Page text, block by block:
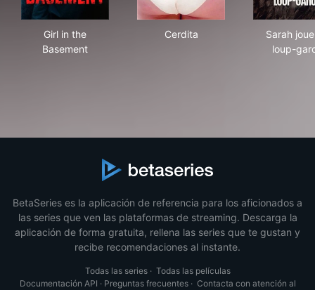
Girl in the
Basement
Cerdita
Sarah
loup-
BetaSeries es la aplicación de referencia para los aficionados a
las series que ven las plataformas de streaming. Descarga la
aplicación de forma gratuita, rellena las series que te gustan y
recibe recomendaciones al instante.
Todas las series· Todas las películas
Documentación API · Preguntas frecuentes· Contacta con atención al